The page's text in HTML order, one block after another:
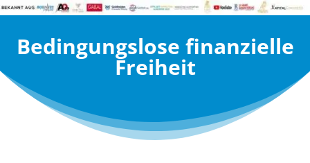
Bedingungslose finanzielle
Freiheit